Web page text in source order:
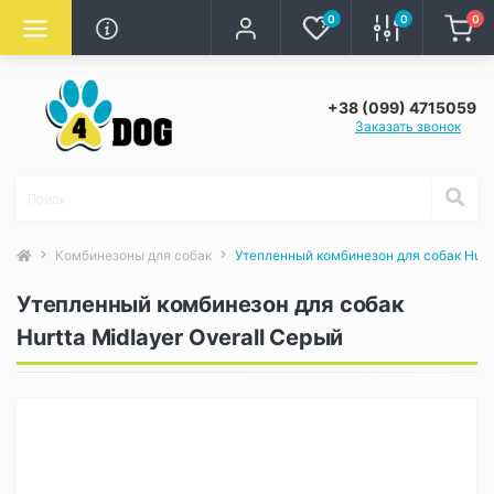
0 0 0
+38 (099) 4715059
Заказать звонок
Комбинезоны для собак Утепленный комбинезон для собак
Утепленный комбинезон для собак
Hurtta Midlayer Overall Серый